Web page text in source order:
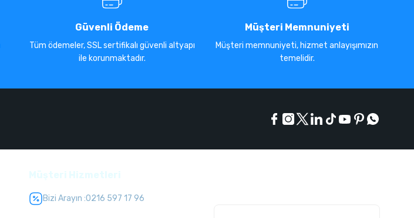
Güvenli Ödeme
Tüm ödemeler, SSL sertifikalı güvenli altyapı
ile korunmaktadır.
Müşteri Memnuniyeti
Müşteri memnuniyeti, hizmet anlayışımızın
temelidir.
Bizi Arayın :0216 597 17 96